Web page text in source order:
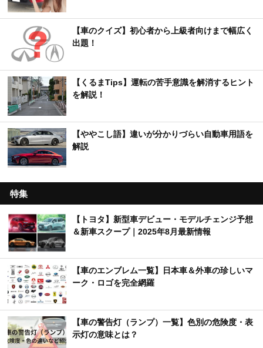
【車のクイズ】初心者から上級者向けまで幅広く
出題！
【くるまTips】運転の苦手意識を解消するヒント
を解説！
【ややこし語】違いが分かりづらい自動車用語を
解説
特集
【トヨタ】新型車デビュー・モデルチェンジ予想
＆新車スクープ｜2025年8月最新情報
【車のエンブレム一覧】日本車＆外車の珍しいマ
ーク・ロゴを完全網羅
【車の警告灯（ランプ）一覧】色別の危険度・表
示灯の意味とは？